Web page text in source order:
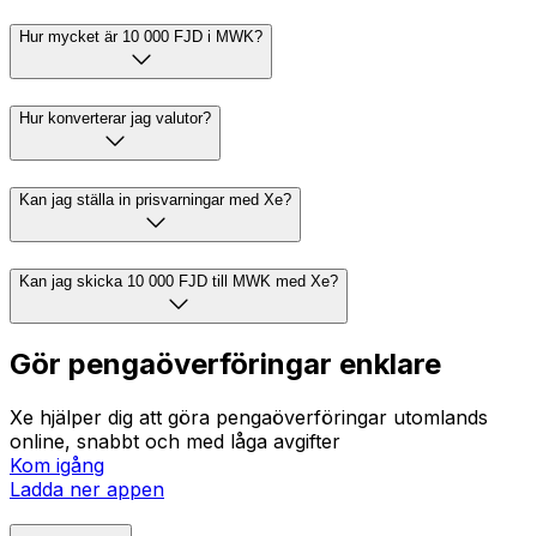
Hur mycket är 10 000 FJD i MWK?
Hur konverterar jag valutor?
Kan jag ställa in prisvarningar med Xe?
Kan jag skicka 10 000 FJD till MWK med Xe?
Gör pengaöverföringar enklare
Xe hjälper dig att göra pengaöverföringar utomlands
online, snabbt och med låga avgifter
Kom igång
Ladda ner appen